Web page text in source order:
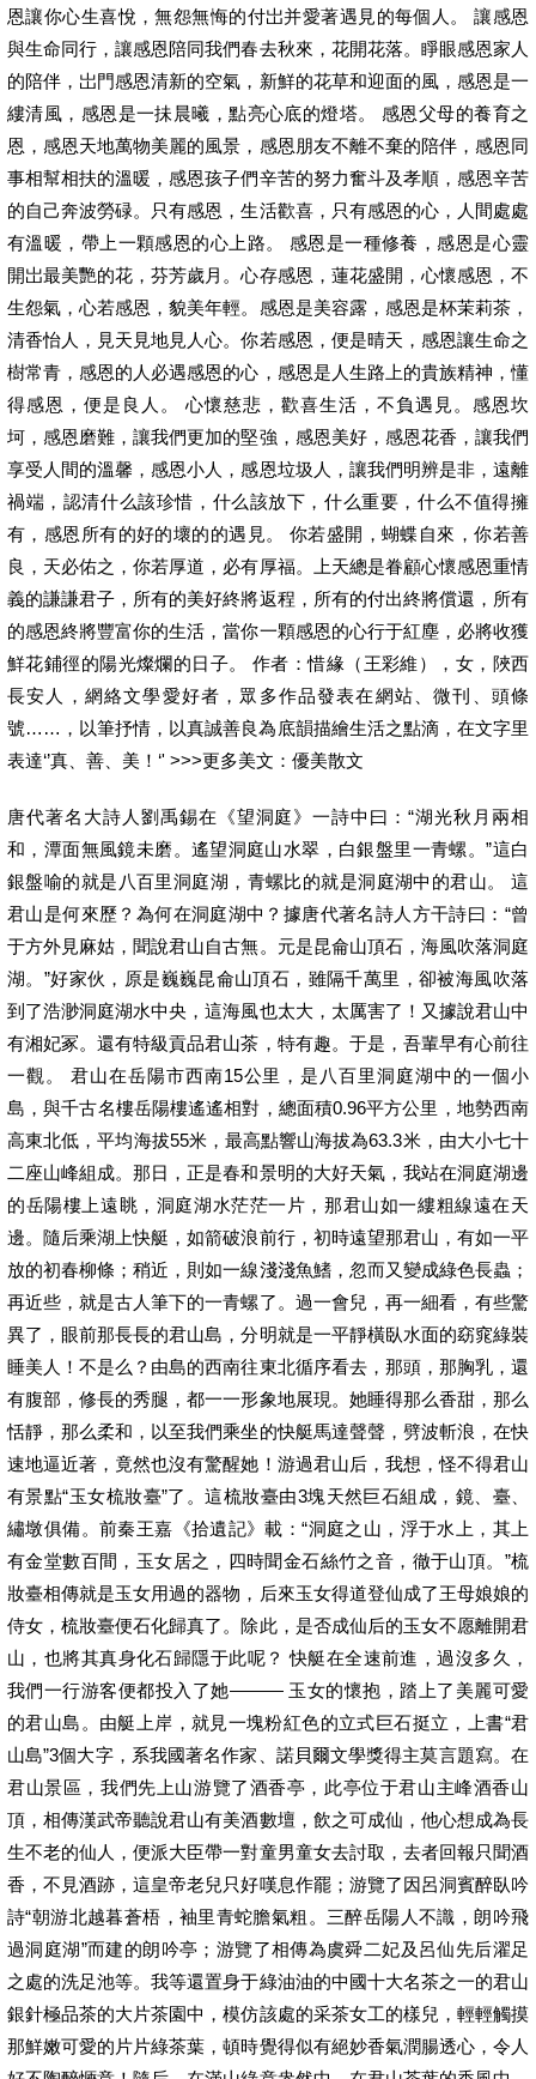
恩讓你心生喜悅，無怨無悔的付岀并愛著遇見的每個人。 讓感恩
與生命同行，讓感恩陪同我們春去秋來，花開花落。睜眼感恩家人
的陪伴，岀門感恩清新的空氣，新鮮的花草和迎面的風，感恩是一
縷清風，感恩是一抺晨曦，點亮心底的燈塔。 感恩父母的養育之
恩，感恩天地萬物美麗的風景，感恩朋友不離不棄的陪伴，感恩同
事相幫相扶的溫暖，感恩孩子們辛苦的努力奮斗及孝順，感恩辛苦
的自己奔波勞碌。只有感恩，生活歡喜，只有感恩的心，人間處處
有溫暖，帶上一顆感恩的心上路。 感恩是一種修養，感恩是心靈
開岀最美艷的花，芬芳歲月。心存感恩，蓮花盛開，心懷感恩，不
生怨氣，心若感恩，貌美年輕。感恩是美容露，感恩是杯茉莉茶，
清香怡人，見天見地見人心。你若感恩，便是晴天，感恩讓生命之
樹常青，感恩的人必遇感恩的心，感恩是人生路上的貴族精神，懂
得感恩，便是良人。 心懷慈悲，歡喜生活，不負遇見。感恩坎
坷，感恩磨難，讓我們更加的堅強，感恩美好，感恩花香，讓我們
享受人間的溫馨，感恩小人，感恩垃圾人，讓我們明辨是非，遠離
禍端，認清什么該珍惜，什么該放下，什么重要，什么不值得擁
有，感恩所有的好的壞的的遇見。 你若盛開，蝴蝶自來，你若善
良，天必佑之，你若厚道，必有厚福。上天總是眷顧心懷感恩重情
義的謙謙君子，所有的美好終將返程，所有的付出終將償還，所有
的感恩終將豐富你的生活，當你一顆感恩的心行于紅塵，必將收獲
鮮花鋪徑的陽光燦爛的日子。 作者：惜緣（王彩維），女，陜西
長安人，網絡文學愛好者，眾多作品發表在網站、微刊、頭條
號……，以筆抒情，以真誠善良為底韻描繪生活之點滴，在文字里
表達‘’真、善、美！‘' >>>更多美文：優美散文
唐代著名大詩人劉禹錫在《望洞庭》一詩中曰：“湖光秋月兩相
和，潭面無風鏡未磨。遙望洞庭山水翠，白銀盤里一青螺。”這白
銀盤喻的就是八百里洞庭湖，青螺比的就是洞庭湖中的君山。 這
君山是何來歷？為何在洞庭湖中？據唐代著名詩人方干詩曰：“曾
于方外見麻姑，聞說君山自古無。元是昆侖山頂石，海風吹落洞庭
湖。”好家伙，原是巍巍昆侖山頂石，雖隔千萬里，卻被海風吹落
到了浩渺洞庭湖水中央，這海風也太大，太厲害了！又據說君山中
有湘妃冢。還有特級貢品君山茶，特有趣。于是，吾輩早有心前往
一觀。 君山在岳陽市西南15公里，是八百里洞庭湖中的一個小
島，與千古名樓岳陽樓遙遙相對，總面積0.96平方公里，地勢西南
高東北低，平均海拔55米，最高點響山海拔為63.3米，由大小七十
二座山峰組成。那日，正是春和景明的大好天氣，我站在洞庭湖邊
的岳陽樓上遠眺，洞庭湖水茫茫一片，那君山如一縷粗線遠在天
邊。隨后乘湖上快艇，如箭破浪前行，初時遠望那君山，有如一平
放的初春柳條；稍近，則如一線淺淺魚鰭，忽而又變成綠色長蟲；
再近些，就是古人筆下的一青螺了。過一會兒，再一細看，有些驚
異了，眼前那長長的君山島，分明就是一平靜橫臥水面的窈窕綠裝
睡美人！不是么？由島的西南往東北循序看去，那頭，那胸乳，還
有腹部，修長的秀腿，都一一形象地展現。她睡得那么香甜，那么
恬靜，那么柔和，以至我們乘坐的快艇馬達聲聲，劈波斬浪，在快
速地逼近著，竟然也沒有驚醒她！游過君山后，我想，怪不得君山
有景點“玉女梳妝臺”了。這梳妝臺由3塊天然巨石組成，鏡、臺、
繡墩俱備。前秦王嘉《拾遺記》載：“洞庭之山，浮于水上，其上
有金堂數百間，玉女居之，四時聞金石絲竹之音，徹于山頂。”梳
妝臺相傳就是玉女用過的器物，后來玉女得道登仙成了王母娘娘的
侍女，梳妝臺便石化歸真了。除此，是否成仙后的玉女不愿離開君
山，也將其真身化石歸隱于此呢？ 快艇在全速前進，過沒多久，
我們一行游客便都投入了她——— 玉女的懷抱，踏上了美麗可愛
的君山島。由艇上岸，就見一塊粉紅色的立式巨石挺立，上書“君
山島”3個大字，系我國著名作家、諾貝爾文學獎得主莫言題寫。在
君山景區，我們先上山游覽了酒香亭，此亭位于君山主峰酒香山
頂，相傳漢武帝聽說君山有美酒數壇，飲之可成仙，他心想成為長
生不老的仙人，便派大臣帶一對童男童女去討取，去者回報只聞酒
香，不見酒跡，這皇帝老兒只好嘆息作罷；游覽了因呂洞賓醉臥吟
詩“朝游北越暮蒼梧，袖里青蛇膽氣粗。三醉岳陽人不識，朗吟飛
過洞庭湖”而建的朗吟亭；游覽了相傳為虞舜二妃及呂仙先后濯足
之處的洗足池等。我等還置身于綠油油的中國十大名茶之一的君山
銀針極品茶的大片茶園中，模仿該處的采茶女工的樣兒，輕輕觸摸
那鮮嫩可愛的片片綠茶葉，頓時覺得似有絕妙香氣潤腸透心，令人